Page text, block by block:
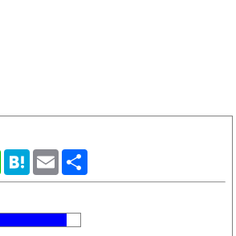
Line Hatena Email